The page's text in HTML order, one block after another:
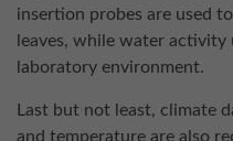
insertion probes are used
leaves, while water
laboratory environment.
Last but not least, climate
and temperature are also